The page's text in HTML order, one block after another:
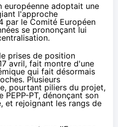
européenne adoptait une
l'approche
par le Comité Européen
se prononçant lui
prises de position
avril, fait montre d'une
qui fait désormais
Plusieurs
pourtant piliers du projet,
PEPP-PT, dénonçant son
et rejoignant les rangs de